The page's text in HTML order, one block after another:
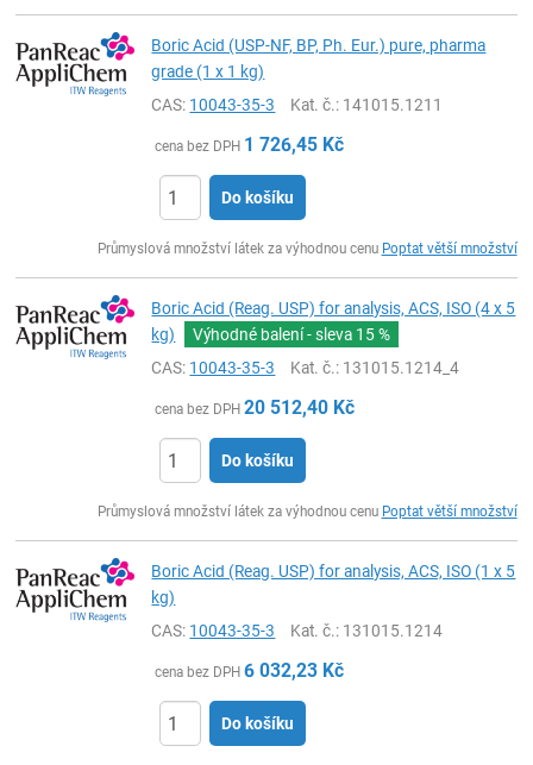
Boric Acid (USP-NF, BP, Ph. Eur.) pure, pharma
grade (1 x 1 kg)
CAS: 10043-35-3 Kat. č.: 141015.1211
cena bez DPH 1 726,45 Kč
Do košíku
Průmyslová množství látek za výhodnou cenu Poptat větší množství
Boric Acid (Reag. USP) for analysis, ACS, ISO (4 x 5
kg)
Výhodné balení - sleva 15 %
CAS: 10043-35-3 Kat. č.: 131015.1214_4
cena bez DPH 20 512,40 Kč
Do košíku
Průmyslová množství látek za výhodnou cenu Poptat větší množství
Boric Acid (Reag. USP) for analysis, ACS, ISO (1 x 5
kg)
CAS: 10043-35-3 Kat. č.: 131015.1214
cena bez DPH 6 032,23 Kč
Do košíku